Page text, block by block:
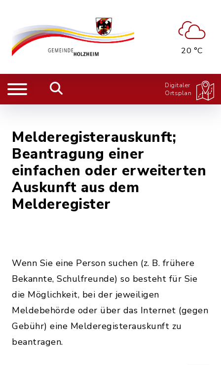
20 °C
Digitaler
Ortsplan
Melderegisterauskunft;
Beantragung einer
einfachen oder erweiterten
Auskunft aus dem
Melderegister
Wenn Sie eine Person suchen (z. B. frühere
Bekannte, Schulfreunde) so besteht für Sie
die Möglichkeit, bei der jeweiligen
Meldebehörde oder über das Internet (gegen
Gebühr) eine Melderegisterauskunft zu
beantragen.